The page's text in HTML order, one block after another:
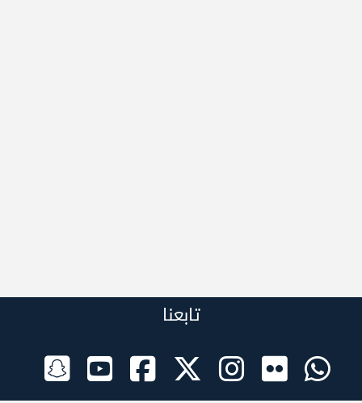
تابعنا